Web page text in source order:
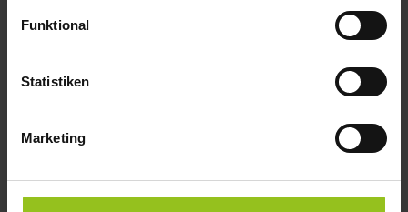
Funktional
Statistiken
Marketing
die Braunschweiger Baugenossenschaft (BBG)
Abhilfe schaffen und Kinder Natur erleben lassen.